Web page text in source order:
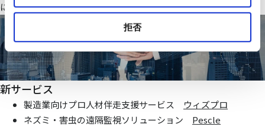
拒否
にお客様価値向上に貢献する仕組みを提供いたします
新サービス
製造業向けプロ人材伴走支援サービス ウィズプロ
ネズミ・害虫の遠隔監視ソリューション Pescle